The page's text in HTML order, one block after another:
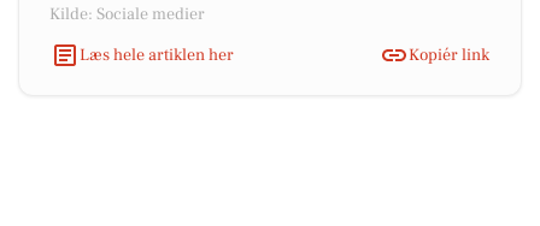
Kilde: Sociale medier
Læs hele artiklen her
Kopiér link